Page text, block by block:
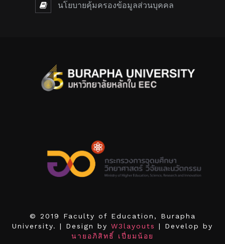
นโยบายคุ้มครองข้อมูลส่วนบุคคล
© 2019 Faculty of Education, Burapha
University. | Design by W3layouts
| Develop by
นายอภิสิทธิ์ เปี่ยมน้อย